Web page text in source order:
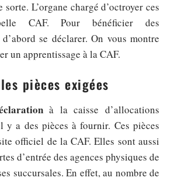
L’organe chargé d’octroyer ces
CAF. Pour bénéficier des
se déclarer. On vous montre
un apprentissage à la CAF.
pièces exigées
à la caisse d’allocations
a des pièces à fournir. Ces pièces
officiel de la CAF. Elles sont aussi
d’entrée des agences physiques de
succursales. En effet, au nombre de